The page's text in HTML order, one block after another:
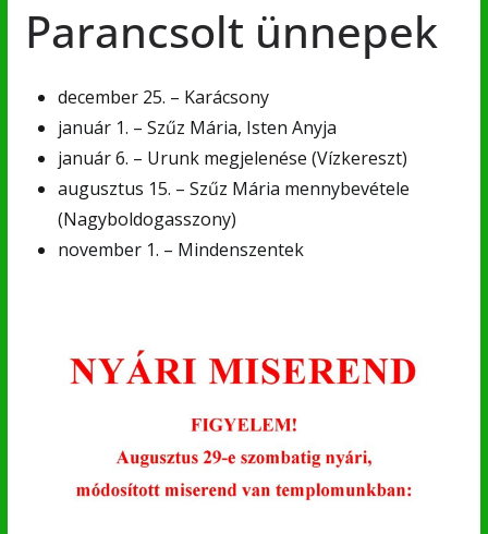
Parancsolt ünnepek
december 25. – Karácsony
január 1. – Szűz Mária, Isten Anyja
január 6. – Urunk megjelenése (Vízkereszt)
augusztus 15. – Szűz Mária mennybevétele
(Nagyboldogasszony)
november 1. – Mindenszentek